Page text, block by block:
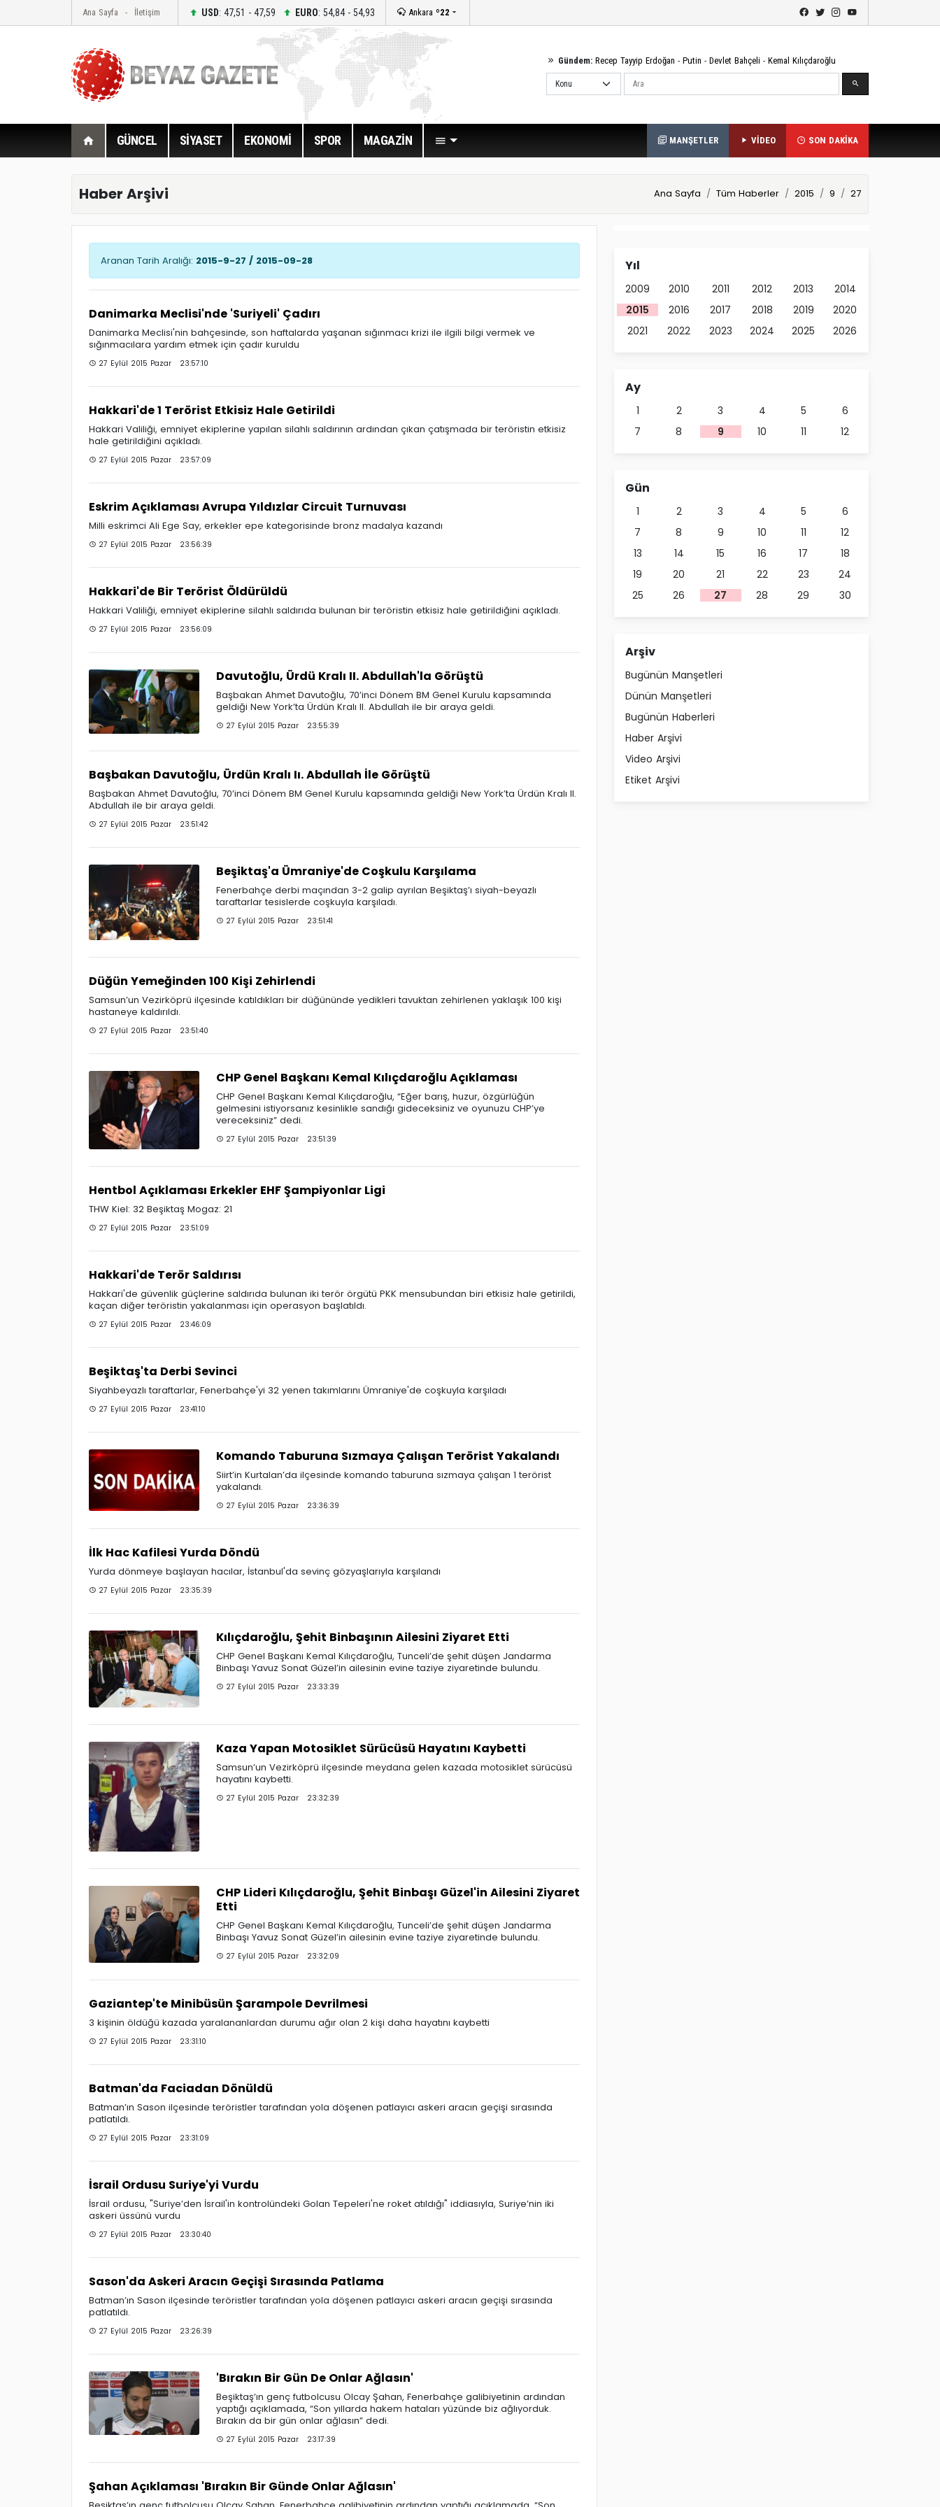
Ana Sayfa İletişim USD: 47,51 - 47,59 EURO: 54,84 - 54,93 Ankara º22
Gündem: Recep Tayyip Erdoğan - Putin - Devlet Bahçeli - Kemal Kılıçdaroğlu
Ara
GÜNCEL SİYASET EKONOMİ SPOR MAGAZİN MANŞETLER VİDEO SON DAKİKA
Haber Arşivi Ana Sayfa Tüm Haberler 2015 9 27
Aranan Tarih Aralığı: 2015-9-27 / 2015-09-28
Danimarka Meclisi'nde 'Suriyeli' Çadırı
Danimarka Meclisi'nin bahçesinde, son haftalarda yaşanan sığınmacı krizi ile ilgili bilgi vermek ve
sığınmacılara yardım etmek için çadır kuruldu
27 Eylül 2015 Pazar 23:57:10
Hakkari'de 1 Terörist Etkisiz Hale Getirildi
Hakkari Valiliği, emniyet ekiplerine yapılan silahlı saldırının ardından çıkan çatışmada bir teröristin etkisiz
hale getirildiğini açıkladı.
27 Eylül 2015 Pazar 23:57:09
Eskrim Açıklaması Avrupa Yıldızlar Circuit Turnuvası
Milli eskrimci Ali Ege Say, erkekler epe kategorisinde bronz madalya kazandı
27 Eylül 2015 Pazar 23:56:39
Hakkari'de Bir Terörist Öldürüldü
Hakkari Valiliği, emniyet ekiplerine silahlı saldırıda bulunan bir teröristin etkisiz hale getirildiğini açıkladı.
27 Eylül 2015 Pazar 23:56:09
Davutoğlu, Ürdü Kralı II. Abdullah'la Görüştü
Başbakan Ahmet Davutoğlu, 70’inci Dönem BM Genel Kurulu kapsamında
geldiği New York’ta Ürdün Kralı II. Abdullah ile bir araya geldi.
27 Eylül 2015 Pazar 23:55:39
Başbakan Davutoğlu, Ürdün Kralı Iı. Abdullah İle Görüştü
Başbakan Ahmet Davutoğlu, 70’inci Dönem BM Genel Kurulu kapsamında geldiği New York’ta Ürdün Kralı II.
Abdullah ile bir araya geldi.
27 Eylül 2015 Pazar 23:51:42
Beşiktaş'a Ümraniye'de Coşkulu Karşılama
Fenerbahçe derbi maçından 3-2 galip ayrılan Beşiktaş’ı siyah-beyazlı
taraftarlar tesislerde coşkuyla karşıladı.
27 Eylül 2015 Pazar 23:51:41
Düğün Yemeğinden 100 Kişi Zehirlendi
Samsun’un Vezirköprü ilçesinde katıldıkları bir düğününde yedikleri tavuktan zehirlenen yaklaşık 100 kişi
hastaneye kaldırıldı.
27 Eylül 2015 Pazar 23:51:40
CHP Genel Başkanı Kemal Kılıçdaroğlu Açıklaması
CHP Genel Başkanı Kemal Kılıçdaroğlu, “Eğer barış, huzur, özgürlüğün
gelmesini istiyorsanız kesinlikle sandığı gideceksiniz ve oyunuzu CHP’ye
vereceksiniz” dedi.
27 Eylül 2015 Pazar 23:51:39
Hentbol Açıklaması Erkekler EHF Şampiyonlar Ligi
THW Kiel: 32 Beşiktaş Mogaz: 21
27 Eylül 2015 Pazar 23:51:09
Hakkari'de Terör Saldırısı
Hakkari'de güvenlik güçlerine saldırıda bulunan iki terör örgütü PKK mensubundan biri etkisiz hale getirildi,
kaçan diğer teröristin yakalanması için operasyon başlatıldı.
27 Eylül 2015 Pazar 23:46:09
Beşiktaş'ta Derbi Sevinci
Siyahbeyazlı taraftarlar, Fenerbahçe'yi 32 yenen takımlarını Ümraniye'de coşkuyla karşıladı
27 Eylül 2015 Pazar 23:41:10
Komando Taburuna Sızmaya Çalışan Terörist Yakalandı
Siirt’in Kurtalan’da ilçesinde komando taburuna sızmaya çalışan 1 terörist
yakalandı.
27 Eylül 2015 Pazar 23:36:39
İlk Hac Kafilesi Yurda Döndü
Yurda dönmeye başlayan hacılar, İstanbul'da sevinç gözyaşlarıyla karşılandı
27 Eylül 2015 Pazar 23:35:39
Kılıçdaroğlu, Şehit Binbaşının Ailesini Ziyaret Etti
CHP Genel Başkanı Kemal Kılıçdaroğlu, Tunceli’de şehit düşen Jandarma
Binbaşı Yavuz Sonat Güzel’in ailesinin evine taziye ziyaretinde bulundu.
27 Eylül 2015 Pazar 23:33:39
Kaza Yapan Motosiklet Sürücüsü Hayatını Kaybetti
Samsun’un Vezirköprü ilçesinde meydana gelen kazada motosiklet sürücüsü
hayatını kaybetti.
27 Eylül 2015 Pazar 23:32:39
CHP Lideri Kılıçdaroğlu, Şehit Binbaşı Güzel'in Ailesini Ziyaret
Etti
CHP Genel Başkanı Kemal Kılıçdaroğlu, Tunceli’de şehit düşen Jandarma
Binbaşı Yavuz Sonat Güzel’in ailesinin evine taziye ziyaretinde bulundu.
27 Eylül 2015 Pazar 23:32:09
Gaziantep'te Minibüsün Şarampole Devrilmesi
3 kişinin öldüğü kazada yaralananlardan durumu ağır olan 2 kişi daha hayatını kaybetti
27 Eylül 2015 Pazar 23:31:10
Batman'da Faciadan Dönüldü
Batman’ın Sason ilçesinde teröristler tarafından yola döşenen patlayıcı askeri aracın geçişi sırasında
patlatıldı.
27 Eylül 2015 Pazar 23:31:09
İsrail Ordusu Suriye'yi Vurdu
İsrail ordusu, "Suriye’den İsrail'in kontrolündeki Golan Tepeleri'ne roket atıldığı" iddiasıyla, Suriye’nin iki
askeri üssünü vurdu
27 Eylül 2015 Pazar 23:30:40
Sason'da Askeri Aracın Geçişi Sırasında Patlama
Batman’ın Sason ilçesinde teröristler tarafından yola döşenen patlayıcı askeri aracın geçişi sırasında
patlatıldı.
27 Eylül 2015 Pazar 23:26:39
'Bırakın Bir Gün De Onlar Ağlasın'
Beşiktaş’ın genç futbolcusu Olcay Şahan, Fenerbahçe galibiyetinin ardından
yaptığı açıklamada, “Son yıllarda hakem hataları yüzünde biz ağlıyorduk.
Bırakın da bir gün onlar ağlasın” dedi.
27 Eylül 2015 Pazar 23:17:39
Şahan Açıklaması 'Bırakın Bir Günde Onlar Ağlasın'
Yıl
2009 2010 2011 2012 2013
2014
2015
2016 2017 2018 2019
2020
2021
2022 2023 2024 2025 2026
Ay
1 2 3 4 5
6
7
8 9 10 11 12
Gün
1 2 3 4 5
6
7
8 9 10 11
12
13
14 15 16 17
18
19
20 21 22 23
24
25
26 27 28 29 30
Arşiv
Bugünün Manşetleri
Dünün Manşetleri
Bugünün Haberleri
Haber Arşivi
Video Arşivi
Etiket Arşivi